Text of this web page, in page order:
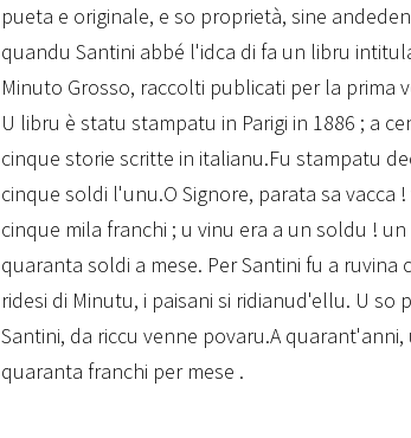
pueta e originale, e so proprietà, sine
quandu Santini abbé l'idca di fa un libru
Minuto Grosso, raccolti publicati per la prima
U libru è statu stampatu in Parigi in 1886 ; a
cinque storie scritte in italianu.Fu stampatu
cinque soldi l'unu.O Signore, parata sa vacca
cinque mila franchi ; u vinu era a un soldu !
quaranta soldi a mese. Per Santini fu a
ridesi di Minutu, i paisani si ridianud'ellu. U so
Santini, da riccu venne povaru.A
quaranta franchi per mese .